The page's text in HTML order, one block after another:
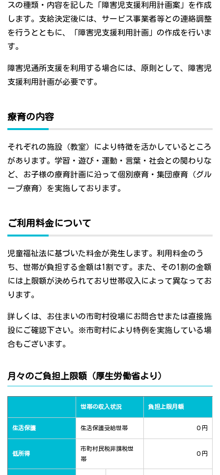
スの種類・内容を記した「障害児支援利用計画案」を作成
します。支給決定後には、サービス事業者等との連絡調整
を行うとともに、「障害児支援利用計画」の作成を行いま
す。
障害児通所支援を利用する場合には、原則として、障害児
支援利用計画が必要です。
療育の内容
それぞれの施設（教室）により特徴を活かしているところ
があります。学習・遊び・運動・言葉・社会との関わりな
ど、お子様の療育計画に沿って個別療育・集団療育（グル
ープ療育）を実施しております。
ご利用料金について
児童福祉法に基づいた料金が発生します。利用料金のう
ち、世帯が負担する金額は1割です。また、その1割の金額
には上限額が決められており世帯収入によって異なってお
ります。
詳しくは、お住まいの市町村役場にお問合せまたは直接施
設にご確認下さい。※市町村により特例を実施している場
合もございます。
月々のご負担上限額（厚生労働省より）
世帯の収入状況 負担上限月額
生活保護 生活保護受給世帯 ０円
低所得
市町村民税非課税世
帯
０円